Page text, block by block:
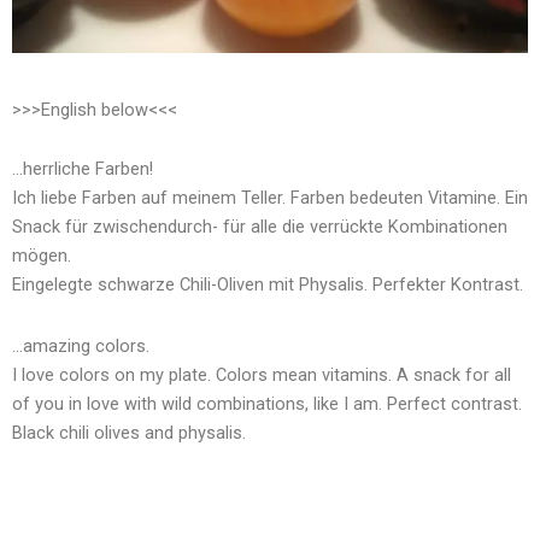
>>>English below<<<
…herrliche Farben!
Ich liebe Farben auf meinem Teller. Farben bedeuten Vitamine. Ein
Snack für zwischendurch- für alle die verrückte Kombinationen
mögen.
Eingelegte schwarze Chili-Oliven mit Physalis. Perfekter Kontrast.
…amazing colors.
I love colors on my plate. Colors mean vitamins. A snack for all
of you in love with wild combinations, like I am. Perfect contrast.
Black chili olives and physalis.